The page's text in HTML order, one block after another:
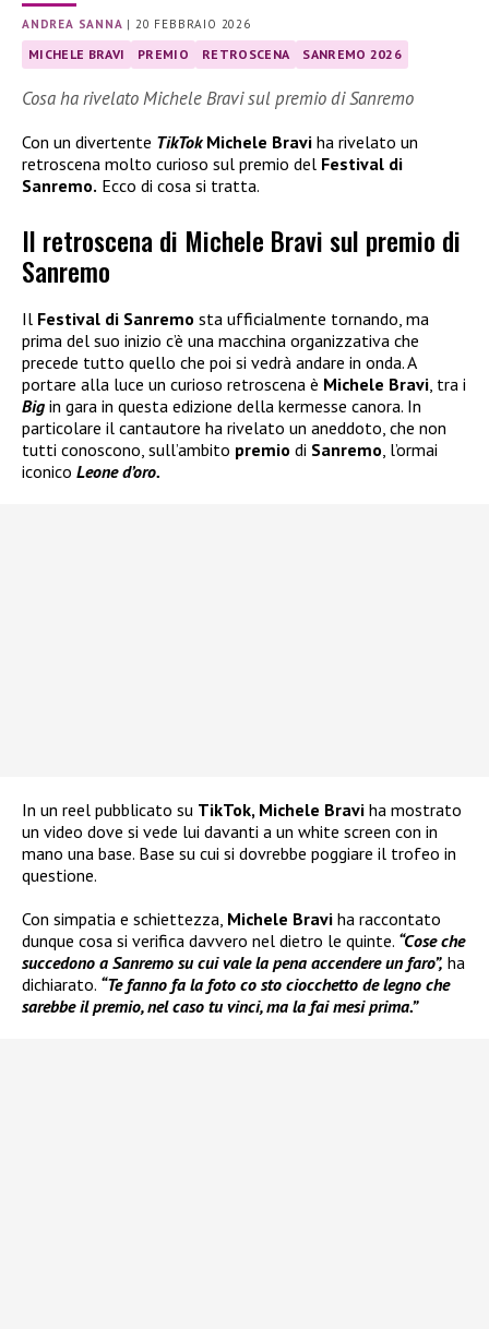
ANDREA SANNA |20 FEBBRAIO 2026
MICHELE BRAVI PREMIO RETROSCENA SANREMO 2026
Cosa ha rivelato Michele Bravi sul premio di Sanremo
Con un divertente TikTok Michele Bravi ha rivelato un
retroscena molto curioso sul premio del Festival di
Sanremo. Ecco di cosa si tratta.
Il retroscena di Michele Bravi sul premio di
Sanremo
Il Festival di Sanremo sta ufficialmente tornando, ma
prima del suo inizio c’è una macchina organizzativa che
precede tutto quello che poi si vedrà andare in onda. A
portare alla luce un curioso retroscena è Michele Bravi, tra i
Big in gara in questa edizione della kermesse canora. In
particolare il cantautore ha rivelato un aneddoto, che non
tutti conoscono, sull’ambito premio di Sanremo, l’ormai
iconico Leone d’oro.
In un reel pubblicato su TikTok, Michele Bravi ha mostrato
un video dove si vede lui davanti a un white screen con in
mano una base. Base su cui si dovrebbe poggiare il trofeo in
questione.
Con simpatia e schiettezza, Michele Bravi ha raccontato
dunque cosa si verifica davvero nel dietro le quinte. “Cose che
succedono a Sanremo su cui vale la pena accendere un faro”, ha
dichiarato. “Te fanno fa la foto co sto ciocchetto de legno che
sarebbe il premio, nel caso tu vinci, ma la fai mesi prima.”